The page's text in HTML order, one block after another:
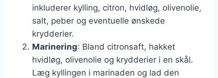
inkluderer kylling, citron, hvidløg, olivenolie,
salt, peber og eventuelle ønskede
krydderier.
Marinering: Bland citronsaft, hakket
hvidløg, olivenolie og krydderier i en skål.
Læg kyllingen i marinaden og lad den